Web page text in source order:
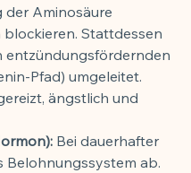
der Aminosäure
Stattdessen
entzündungsfördernden
Pfad) umgeleitet.
ängstlich und
Bei dauerhafter
ab.